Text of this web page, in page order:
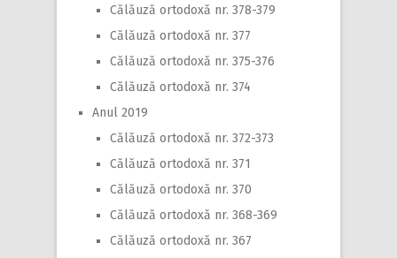
Călăuză ortodoxă nr. 378-379
Călăuză ortodoxă nr. 377
Călăuză ortodoxă nr. 375-376
Călăuză ortodoxă nr. 374
Anul 2019
Călăuză ortodoxă nr. 372-373
Călăuză ortodoxă nr. 371
Călăuză ortodoxă nr. 370
Călăuză ortodoxă nr. 368-369
Călăuză ortodoxă nr. 367